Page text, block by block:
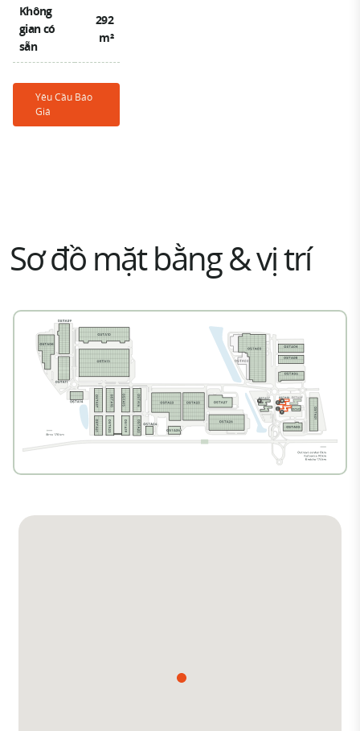
Không
gian có
sẵn
292
m²
Yêu Cầu Báo
Giá
Sơ đồ mặt bằng & vị trí